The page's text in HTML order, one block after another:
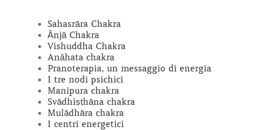
Sahasrāra Chakra
Ānjā Chakra
Vishuddha Chakra
Anāhata chakra
Pranoterapia, un messaggio di energia
I tre nodi psichici
Manipura chakra
Svādhiṣṭhāna chakra
Mulādhāra chakra
I centri energetici